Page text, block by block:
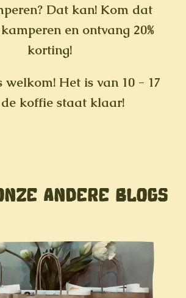
Dat kan! Kom dat
en ontvang 20%
korting!
welkom! Het is van 10 - 17
koffie staat klaar!
ANDERE BLOGS